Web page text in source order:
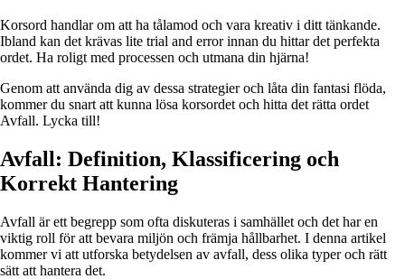
Korsord handlar om att ha tålamod och vara kreativ i ditt tänkande.
Ibland kan det krävas lite trial and error innan du hittar det perfekta
ordet. Ha roligt med processen och utmana din hjärna!
Genom att använda dig av dessa strategier och låta din fantasi flöda,
kommer du snart att kunna lösa korsordet och hitta det rätta ordet
Avfall. Lycka till!
Avfall: Definition, Klassificering och
Korrekt Hantering
Avfall är ett begrepp som ofta diskuteras i samhället och det har en
viktig roll för att bevara miljön och främja hållbarhet. I denna artikel
kommer vi att utforska betydelsen av avfall, dess olika typer och rätt
sätt att hantera det.